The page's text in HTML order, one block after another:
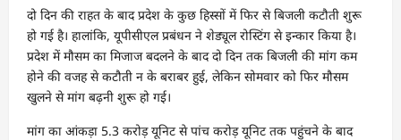
दो दिन की राहत के बाद प्रदेश के कुछ हिस्सों में फिर से बिजली कटौती शुरू
हो गई है। हालांकि, यूपीसीएल प्रबंधन ने शेड्यूल रोस्टिंग से इन्कार किया है।
प्रदेश में मौसम का मिजाज बदलने के बाद दो दिन तक बिजली की मांग कम
होने की वजह से कटौती न के बराबर हुई, लेकिन सोमवार को फिर मौसम
खुलने से मांग बढ़नी शुरू हो गई।
मांग का आंकड़ा 5.3 करोड़ यूनिट से पांच करोड़ यूनिट तक पहुंचने के बाद